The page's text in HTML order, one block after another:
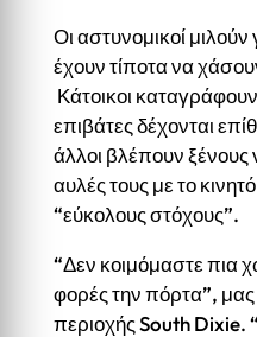
Οι αστυνομικοί
έχουν τίποτα να
Κάτοικοι
επιβάτες δέχονται
άλλοι βλέπουν ξένους
αυλές τους με το
“εύκολους στόχους”.
“Δεν κοιμόμαστε πια
φορές την πόρτα”, μας
περιοχής South Dixie.